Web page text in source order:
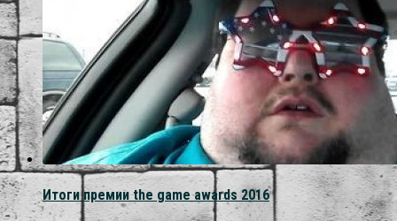
Итоги премии the game awards 2016